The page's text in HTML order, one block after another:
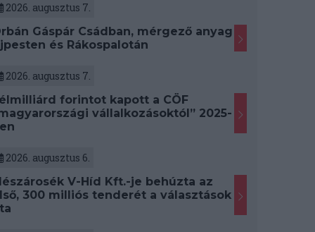
2026. augusztus 7.
Gáspár Csádban, mérgező anyag
és Rákospalotán
2026. augusztus 7.
forintot kapott a CÖF
vállalkozásoktól” 2025-
2026. augusztus 6.
V-Híd Kft.-je behúzta az
300 milliós tenderét a választások